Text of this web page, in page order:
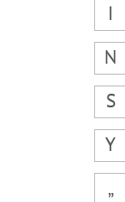
I
N
S
Y
„